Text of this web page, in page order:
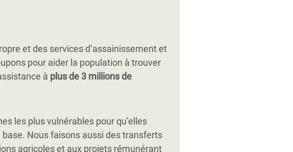
et des services d’assainissement et
pour aider la population à trouver
à plus de 3 millions de
les plus vulnérables pour qu’elles
base. Nous faisons aussi des transferts
agricoles et aux projets rémunérant